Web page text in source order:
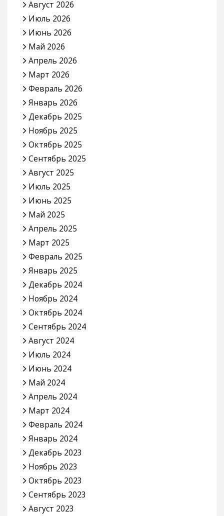
Август 2026
Июль 2026
Июнь 2026
Май 2026
Апрель 2026
Март 2026
Февраль 2026
Январь 2026
Декабрь 2025
Ноябрь 2025
Октябрь 2025
Сентябрь 2025
Август 2025
Июль 2025
Июнь 2025
Май 2025
Апрель 2025
Март 2025
Февраль 2025
Январь 2025
Декабрь 2024
Ноябрь 2024
Октябрь 2024
Сентябрь 2024
Август 2024
Июль 2024
Июнь 2024
Май 2024
Апрель 2024
Март 2024
Февраль 2024
Январь 2024
Декабрь 2023
Ноябрь 2023
Октябрь 2023
Сентябрь 2023
Август 2023